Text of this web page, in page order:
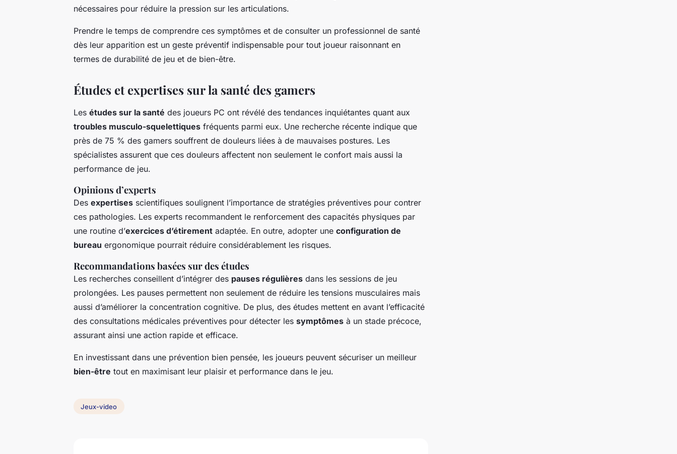
nécessaires pour réduire la pression sur les articulations.
Prendre le temps de comprendre ces symptômes et de consulter un professionnel de santé
dès leur apparition est un geste préventif indispensable pour tout joueur raisonnant en
termes de durabilité de jeu et de bien-être.
Études et expertises sur la santé des gamers
Les études sur la santé des joueurs PC ont révélé des tendances inquiétantes quant aux
troubles musculo-squelettiques fréquents parmi eux. Une recherche récente indique que
près de 75 % des gamers souffrent de douleurs liées à de mauvaises postures. Les
spécialistes assurent que ces douleurs affectent non seulement le confort mais aussi la
performance de jeu.
Opinions d’experts
Des expertises scientifiques soulignent l’importance de stratégies préventives pour contrer
ces pathologies. Les experts recommandent le renforcement des capacités physiques par
une routine d’exercices d’étirement adaptée. En outre, adopter une configuration de
bureau ergonomique pourrait réduire considérablement les risques.
Recommandations basées sur des études
Les recherches conseillent d’intégrer des pauses régulières dans les sessions de jeu
prolongées. Les pauses permettent non seulement de réduire les tensions musculaires mais
aussi d’améliorer la concentration cognitive. De plus, des études mettent en avant l’efficacité
des consultations médicales préventives pour détecter les symptômes à un stade précoce,
assurant ainsi une action rapide et efficace.
En investissant dans une prévention bien pensée, les joueurs peuvent sécuriser un meilleur
bien-être tout en maximisant leur plaisir et performance dans le jeu.
Jeux-video